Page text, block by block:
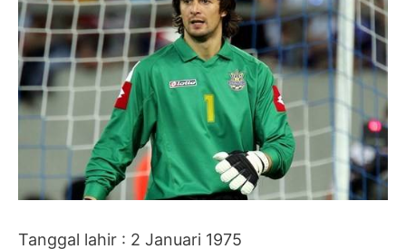
Tanggal lahir : 2 Januari 1975